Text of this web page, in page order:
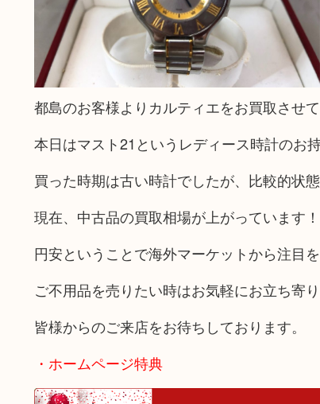
都島のお客様よりカルティエをお買取させて
本日はマスト21というレディース時計のお
買った時期は古い時計でしたが、比較的状
現在、中古品の買取相場が上がっています！
円安ということで海外マーケットから注目
ご不用品を売りたい時はお気軽にお立ち寄
皆様からのご来店をお待ちしております。
・ホームページ特典